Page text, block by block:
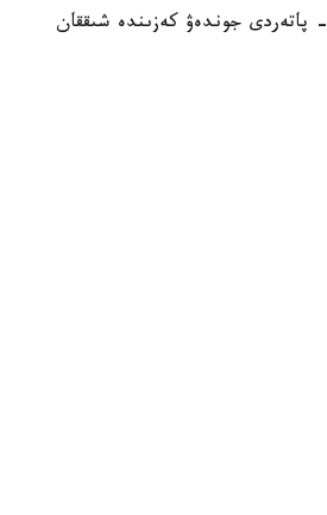
استانا. KAZINFORM - پاتەردى جوندەۋ كەزىندە شىققان